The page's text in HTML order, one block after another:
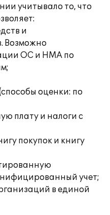
учитывало то, что
и
Возможно
ОС и НМА по
оценки: по
плату и налоги с
покупок и книгу
учет;
в единой